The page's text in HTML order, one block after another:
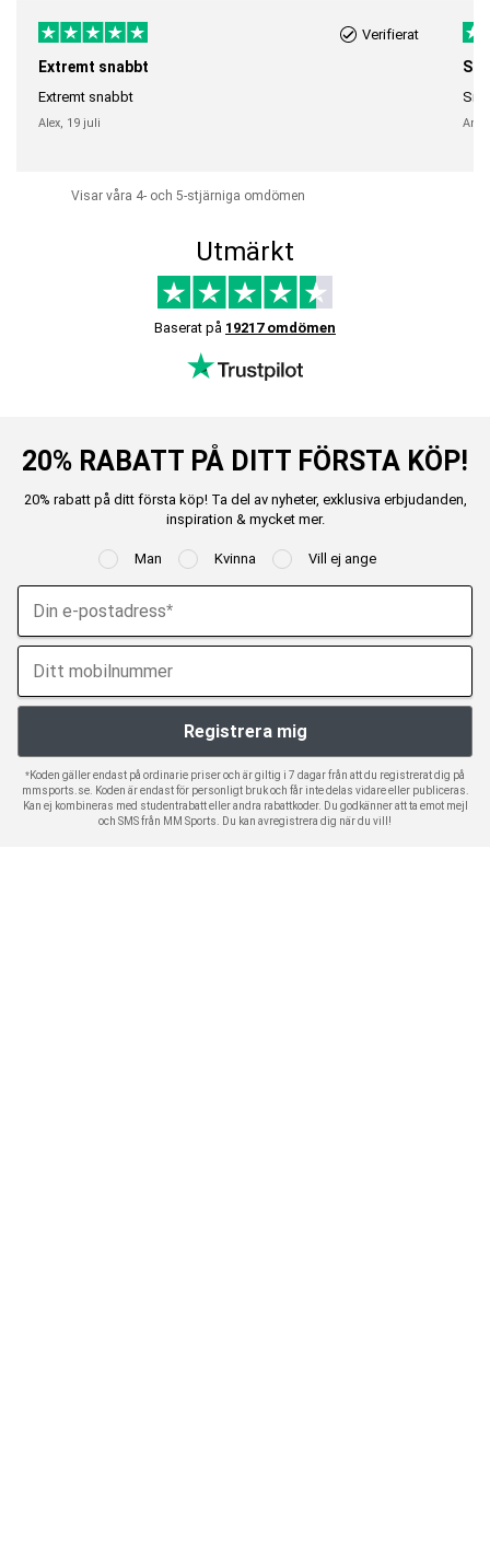
Verifierat
Extremt snabbt
Extremt snabbt
Alex, 19 juli
Visar våra 4- och 5-stjärniga omdömen
Utmärkt
Baserat på 19217 omdömen
20% RABATT PÅ DITT FÖRSTA KÖP!
20% rabatt på ditt första köp! Ta del av nyheter, exklusiva erbjudanden,
inspiration & mycket mer.
Man Kvinna Vill ej ange
*Koden gäller endast på ordinarie priser och är giltig i 7 dagar från att du registrerat dig på
mmsports.se. Koden är endast för personligt bruk och får inte delas vidare eller publiceras.
Kan ej kombineras med studentrabatt eller andra rabattkoder. Du godkänner att ta emot mejl
och SMS från MM Sports. Du kan avregistrera dig när du vill!